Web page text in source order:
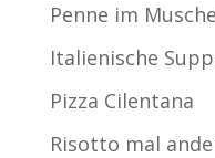
Penne im
Italienische
Pizza Cilentana
Risotto mal